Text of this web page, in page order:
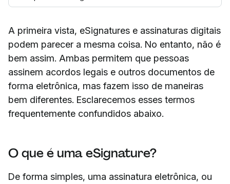
A primeira vista, eSignatures e assinaturas digitais
podem parecer a mesma coisa. No entanto, não é
bem assim. Ambas permitem que pessoas
assinem acordos legais e outros documentos de
forma eletrônica, mas fazem isso de maneiras
bem diferentes. Esclarecemos esses termos
frequentemente confundidos abaixo.
O que é uma eSignature?
De forma simples, uma assinatura eletrônica, ou